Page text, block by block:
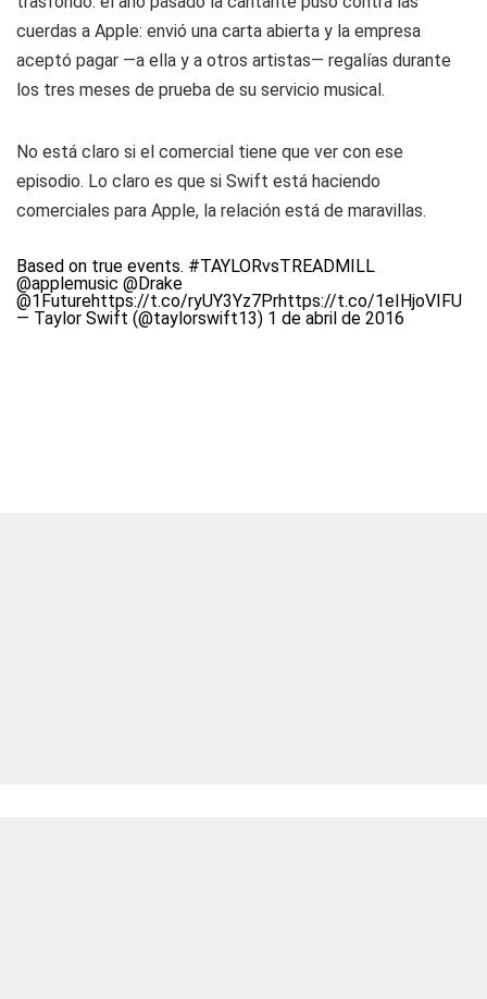
cuerdas a Apple: envió una carta abierta y la empresa
aceptó pagar —a ella y a otros artistas— regalías durante
los tres meses de prueba de su servicio musical.
No está claro si el comercial tiene que ver con ese
episodio. Lo claro es que si Swift está haciendo
comerciales para Apple, la relación está de maravillas.
Based on true events. #TAYLORvsTREADMILL
@applemusic @Drake
@1Futurehttps://t.co/ryUY3Yz7Prhttps://t.co/1eIHjoVIFU
— Taylor Swift (@taylorswift13) 1 de abril de 2016